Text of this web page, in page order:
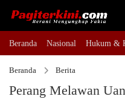
Beranda Nasional Hukum &
Beranda Berita
Perang Melawan